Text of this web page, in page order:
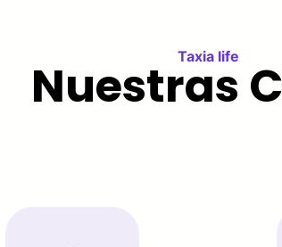
Taxia life
Nuestras